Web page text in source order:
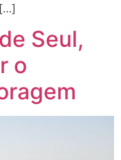
Seul,
o